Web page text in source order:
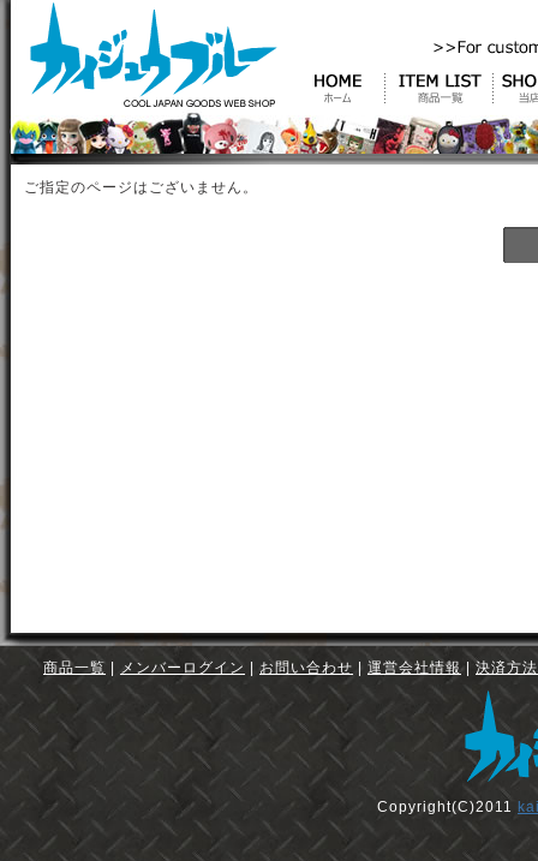
ご指定のページはございません。
商品一覧 メンバーログイン お問い合わせ 運営会社情報| 決済方
Copyright(C)2011